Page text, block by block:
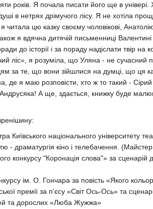
років. Я почала писати його ще в
в нетрях дрімучого лісу. Я не хотіла
цю казку своєму чоловікові,
я вдячна дитячій письменниці Валентині
до історії і за пораду надіслати твір на
ліс», я розуміла, що Уляна - не сучасний
за те, що вони зійшлися на думці, що ця
де я маю розповісти, хто ж то такий -
Андрусяка! А ще, здається, книжку буде
Київського національного університету
- драматургія кіно і телебачення.
конкурсу "Коронація слова"» за сценарій
ім. О. Гончара за повість «Якого
премії за п’єсу «Світ Ось-Ось» та
та дорослих «Люба Жужжа»